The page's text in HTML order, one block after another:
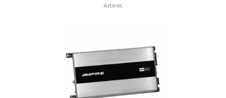
Artikel.